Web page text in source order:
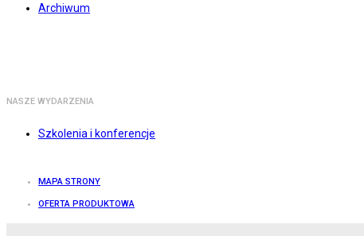
Archiwum
NASZE WYDARZENIA
Szkolenia i konferencje
MAPA STRONY
OFERTA PRODUKTOWA